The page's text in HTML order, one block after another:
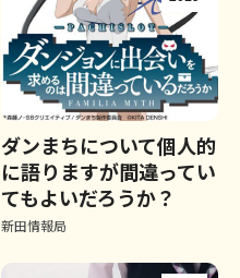
ダンまちについて個人的
に語りますが間違ってい
てもよいだろうか？
新田情報局